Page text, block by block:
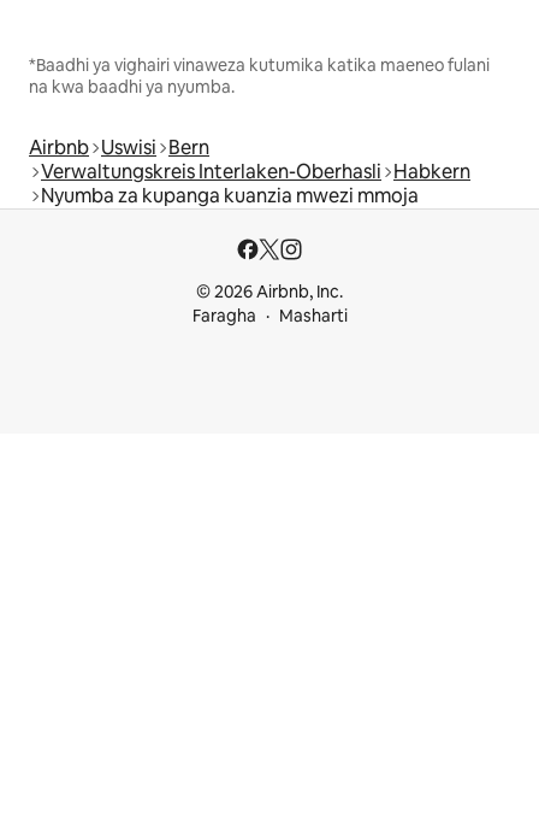
*Baadhi ya vighairi vinaweza kutumika katika maeneo fulani
na kwa baadhi ya nyumba.
Airbnb Uswisi Bern
Verwaltungskreis Interlaken-Oberhasli Habkern
Nyumba za kupanga kuanzia mwezi mmoja
© 2026 Airbnb, Inc.
Faragha
Masharti